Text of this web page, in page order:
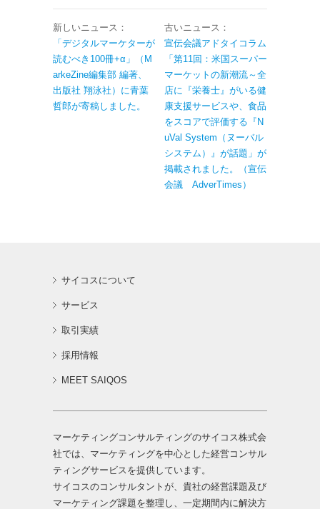
新しいニュース：
「デジタルマーケターが
読むべき100冊+α」（M
arkeZine編集部 編著、
出版社 翔泳社）に青葉
哲郎が寄稿しました。
古いニュース：
宣伝会議アドタイコラム
「第11回：米国スーパー
マーケットの新潮流～全
店に『栄養士』がいる健
康支援サービスや、食品
をスコアで評価する『N
uVal System（ヌーバル
システム）』が話題」が
掲載されました。（宣伝
会議 AdverTimes）
サイコスについて
サービス
取引実績
採用情報
MEET SAIQOS
マーケティングコンサルティングのサイコス株式会
社では、マーケティングを中心とした経営コンサル
ティングサービスを提供しています。
サイコスのコンサルタントが、貴社の経営課題及び
マーケティング課題を整理し、一定期間内に解決方